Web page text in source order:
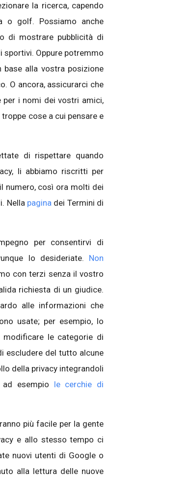
la ricerca, capendo
o golf. Possiamo anche
di mostrare pubblicità di
sportivi. Oppure potremmo
alla vostra posizione
O ancora, assicurarci che
i nomi dei vostri amici,
cose a cui pensare e
di rispettare quando
li abbiamo riscritti per
numero, così ora molti dei
Nella pagina dei Termini di
per consentirvi di
lo desideriate. Non
con terzi senza il vostro
richiesta di un giudice.
alle informazioni che
usate; per esempio, lo
le categorie di
escludere del tutto alcune
della privacy integrandoli
esempio le cerchie di
più facile per la gente
e allo stesso tempo ci
nuovi utenti di Google o
alla lettura delle nuove